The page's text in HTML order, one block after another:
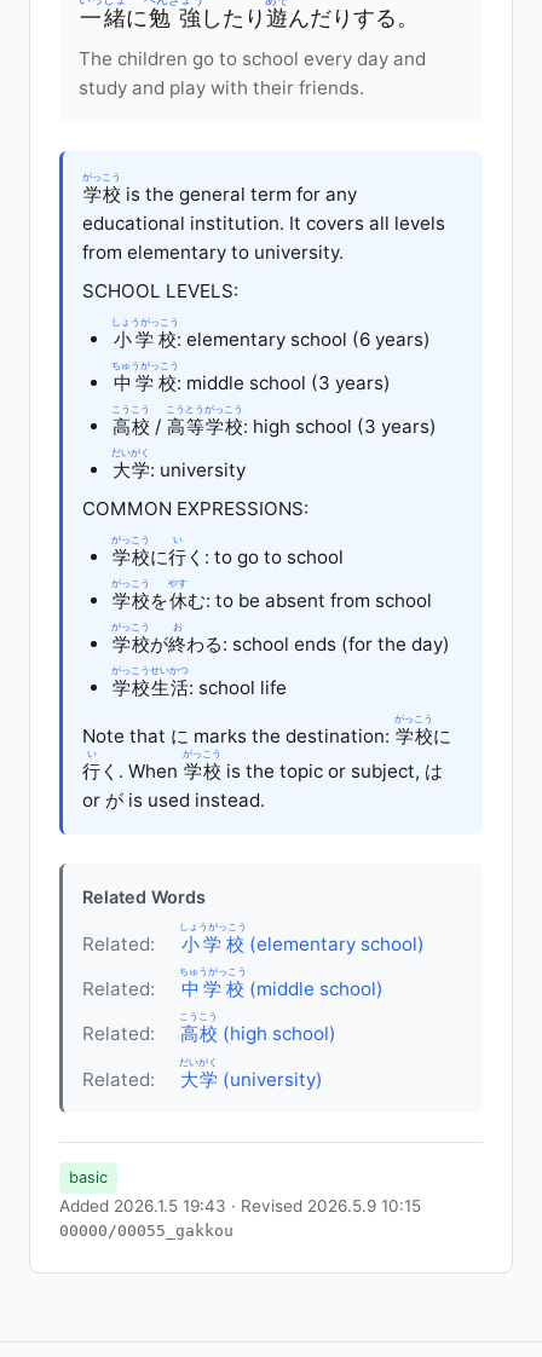
一緒に勉強 したり 遊んだりする 。
The children go to school every day and
study and play with their friends.
学校
がっこう
is the general term for any
educational institution. It covers all levels
from elementary to university.
SCHOOL LEVELS:
小学校
しょうがっこう
: elementary school (6 years)
中学校
ちゅうがっこう
: middle school (3 years)
高校
こうこう
/ 高等学校
こうとうがっこう
: high school (3 years)
大学
だいがく
: university
COMMON EXPRESSIONS:
学校
がっこう
に行
い
く : to go to school
学校
がっこう
を休
やす
む: to be absent from school
学校
がっこう
が終
お
わる: school ends (for the day)
学校
がっこう
生活
せいかつ
: school life
Note that に marks the destination: 学校
がっこう
に
行
い
く . When 学校
がっこう
is the topic or subject, は
or が is used instead.
Related Words
Related: 小学校
しょうがっこう
(elementary school)
Related:
中学校
ちゅうがっこう
(middle school)
Related:
高校
こうこう
(high school)
Related:
大学
だいがく
(university)
basic
Added 2026.1.5 19:43 · Revised 2026.5.9 10:15
00000/00055_gakkou